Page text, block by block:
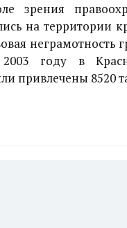
зрения
на территории
году в
привлечены 8520